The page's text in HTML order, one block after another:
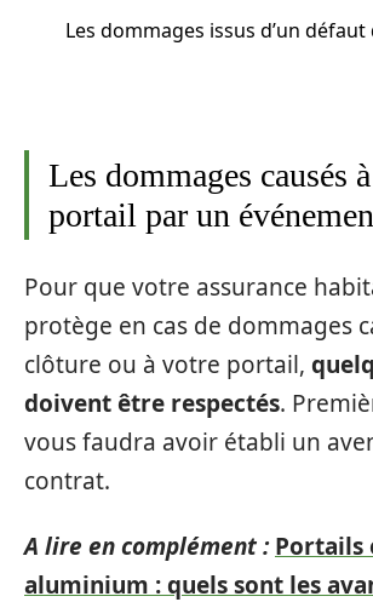
Les dommages issus d’un défaut
Les dommages causés
portail par un
Pour que votre assurance
protège en cas de dommages
clôture ou à votre portail,
doivent être respectés.
vous faudra avoir établi un
contrat.
A lire en complément : Portails
aluminium : quels sont les